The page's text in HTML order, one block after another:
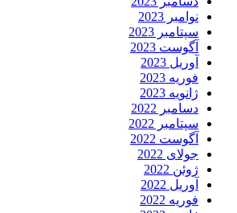
نوامبر 2023
سپتامبر 2023
آگوست 2023
آوریل 2023
فوریه 2023
ژانویه 2023
دسامبر 2022
سپتامبر 2022
آگوست 2022
جولای 2022
ژوئن 2022
آوریل 2022
فوریه 2022